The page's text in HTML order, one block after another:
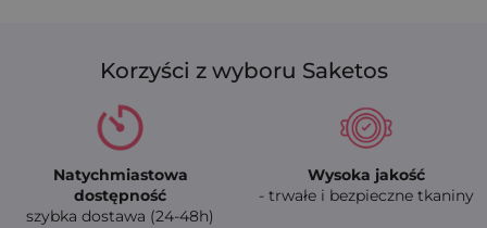
Korzyści z wyboru Saketos
Natychmiastowa
dostępność
szybka dostawa (24-48h)
Wysoka jakość
- trwałe i bezpieczne tkaniny